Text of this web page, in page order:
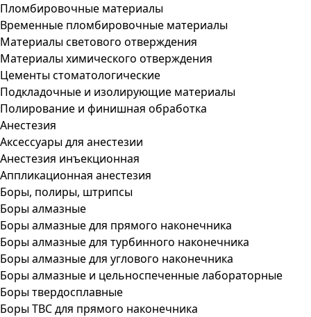
Пломбировочные материалы
Временные пломбировочные материалы
Материалы светового отверждения
Материалы химического отверждения
Цементы стоматологические
Подкладочные и изолирующие материалы
Полирование и финишная обработка
Анестезия
Аксессуары для анестезии
Анестезия инъекционная
Аппликационная анестезия
Боры, полиры, штрипсы
Боры алмазные
Боры алмазные для прямого наконечника
Боры алмазные для турбинного наконечника
Боры алмазные для углового наконечника
Боры алмазные и цельноспеченные лабораторные
Боры твердосплавные
Боры ТВС для прямого наконечника